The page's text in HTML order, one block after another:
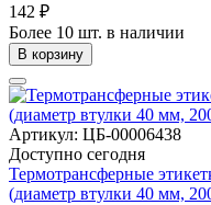
142 ₽
Более 10 шт. в наличии
В корзину
Артикул: ЦБ-00006438
Доступно сегодня
Термотрансферные
(диаметр втулки 40 мм,